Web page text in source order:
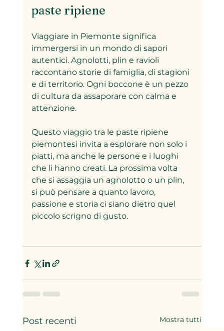
paste ripiene
Viaggiare in Piemonte significa
immergersi in un mondo di sapori
autentici. Agnolotti, plin e ravioli
raccontano storie di famiglia, di stagioni
e di territorio. Ogni boccone è un pezzo
di cultura da assaporare con calma e
attenzione.
Questo viaggio tra le paste ripiene
piemontesi invita a esplorare non solo i
piatti, ma anche le persone e i luoghi
che li hanno creati. La prossima volta
che si assaggia un agnolotto o un plin,
si può pensare a quanto lavoro,
passione e storia ci siano dietro quel
piccolo scrigno di gusto.
Post recenti Mostra tutti